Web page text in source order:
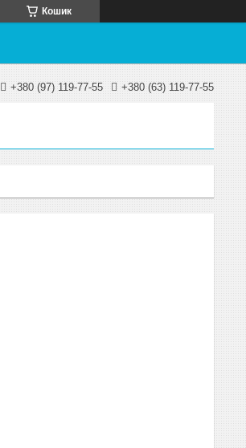
Кошик
+380 (97) 119-77-55 +380 (63) 119-77-55